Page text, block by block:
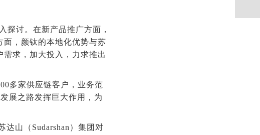
探讨。在新产品推广方面，
，颜钛的本地化优势与苏
求，加大投入，力求推出
多家供应链客户，业务范
展之路发挥巨大作用，为
达山（Sudarshan）集团对